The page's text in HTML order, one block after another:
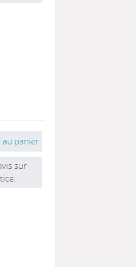
panier
sur